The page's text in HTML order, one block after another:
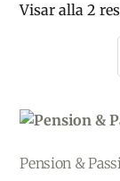
Visar alla 2
Pension &